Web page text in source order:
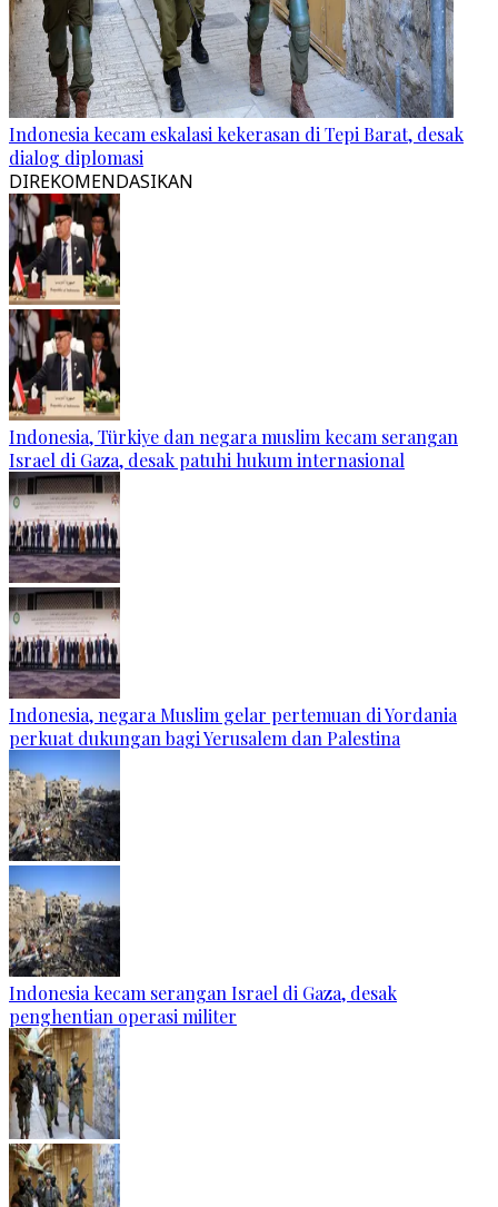
Indonesia kecam eskalasi kekerasan di Tepi Barat, desak
dialog diplomasi
DIREKOMENDASIKAN
Indonesia, Türkiye dan negara muslim kecam serangan
Israel di Gaza, desak patuhi hukum internasional
Indonesia, negara Muslim gelar pertemuan di Yordania
perkuat dukungan bagi Yerusalem dan Palestina
Indonesia kecam serangan Israel di Gaza, desak
penghentian operasi militer